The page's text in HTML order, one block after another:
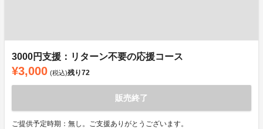
3000円支援：リターン不要の応援コース
¥3,000 (税込)残り72
販売終了
ご提供予定時期：無し。ご支援ありがとうございます。